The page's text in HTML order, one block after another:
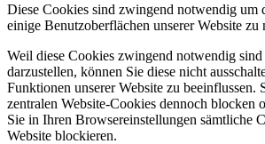
Diese Cookies sind zwingend notwendig um
einige Benutzoberflächen unserer Website zu
Weil diese Cookies zwingend notwendig sind
darzustellen, können Sie diese nicht
Funktionen unserer Website zu beeinflussen.
zentralen Website-Cookies dennoch blocken
Sie in Ihren Browsereinstellungen sämtliche
Website blockieren.